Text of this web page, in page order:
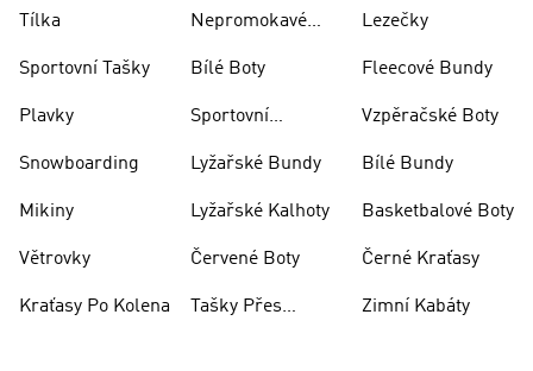
Tílka
Sportovní Tašky
Plavky
Snowboarding
Mikiny
Větrovky
Kraťasy Po Kolena
Nepromokavé
Bílé Boty
Sportovní
Lyžařské Bundy
Lyžařské Kalhoty
Červené Boty
Tašky Přes
Lezečky
Fleecové Bundy
Vzpěračské Boty
Bílé Bundy
Basketbalové Boty
Černé Kraťasy
Zimní Kabáty